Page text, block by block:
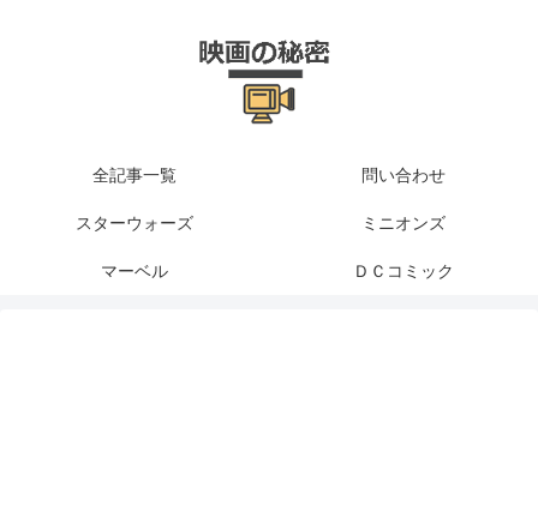
全記事一覧 問い合わせ
スターウォーズ ミニオンズ
マーベル ＤＣコミック